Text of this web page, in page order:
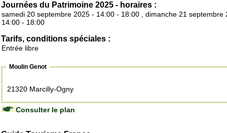
Journées du Patrimoine 2025 - horaires :
samedi 20 septembre 2025 - 14:00 - 18:00 , dimanche 21 septembre
14:00 - 18:00
Tarifs, conditions spéciales :
Entrée libre
Moulin Genot
21320 Marcilly-Ogny
Consulter le plan